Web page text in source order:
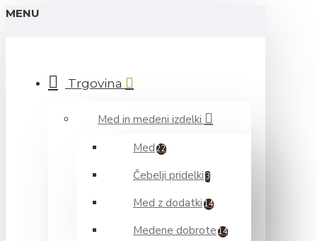
MENU
Trgovina
Med in medeni izdelki
Med 22
Čebelji pridelki 3
Med z dodatki 14
Medene dobrote 14